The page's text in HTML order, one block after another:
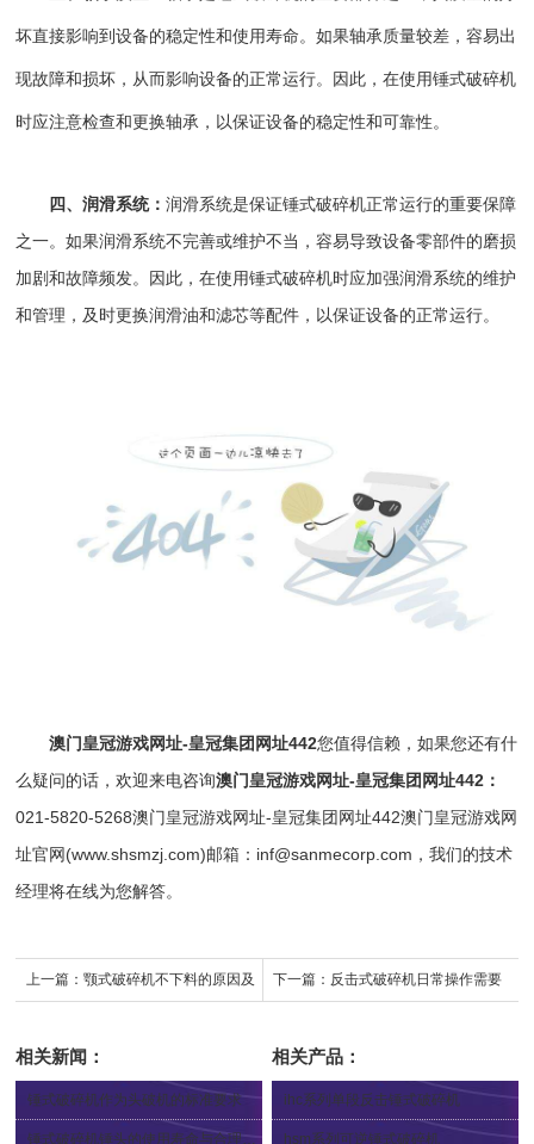
坏直接影响到设备的稳定性和使用寿命。如果轴承质量较差，容易出
现故障和损坏，从而影响设备的正常运行。因此，在使用锤式破碎机
时应注意检查和更换轴承，以保证设备的稳定性和可靠性。
四、润滑系统：润滑系统是保证锤式破碎机正常运行的重要保障
之一。如果润滑系统不完善或维护不当，容易导致设备零部件的磨损
加剧和故障频发。因此，在使用锤式破碎机时应加强润滑系统的维护
和管理，及时更换润滑油和滤芯等配件，以保证设备的正常运行。
澳门皇冠游戏网址-皇冠集团网址442您值得信赖，如果您还有什
么疑问的话，欢迎来电咨询澳门皇冠游戏网址-皇冠集团网址442 ：
021-5820-5268澳门皇冠游戏网址-皇冠集团网址442澳门皇冠游戏网
址官网(www.shsmzj.com)邮箱： inf@sanmecorp.com ，我们的技术
经理将在线为您解答。
上一篇： 颚式破碎机不下料的原因及 下一篇： 反击式破碎机日常操作需要
相关新闻：
锤式破碎机作为头破机的标准要求
2024-04-30
相关产品：
ihc系列单段反击锤式破碎机
2023-03-22
hsm系列可逆锤式破碎机